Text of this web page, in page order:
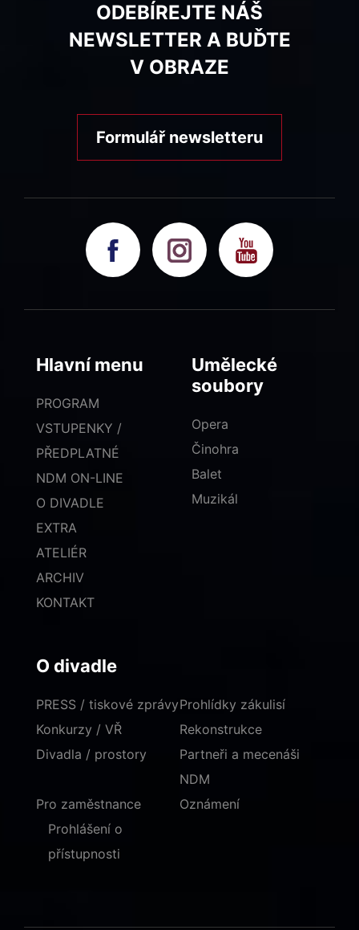
ODEBÍREJTE NÁŠ
NEWSLETTER A BUĎTE
V OBRAZE
Formulář newsletteru
Hlavní menu
PROGRAM
VSTUPENKY /
PŘEDPLATNÉ
NDM ON-LINE
O DIVADLE
EXTRA
ATELIÉR
ARCHIV
KONTAKT
Umělecké
soubory
Opera
Činohra
Balet
Muzikál
O divadle
PRESS / tiskové zprávy
Konkurzy / VŘ
Divadla / prostory
Prohlídky zákulisí
Rekonstrukce
Partneři a mecenáši
NDM
Pro zaměstnance
Oznámení
Prohlášení o
přístupnosti